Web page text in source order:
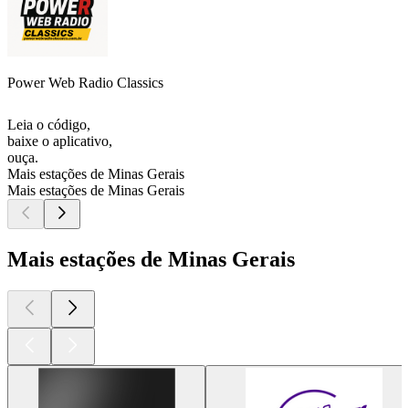
Power Web Radio Classics
Leia o código,
baixe o aplicativo,
ouça.
Mais estações de Minas Gerais
Mais estações de Minas Gerais
Mais estações de Minas Gerais